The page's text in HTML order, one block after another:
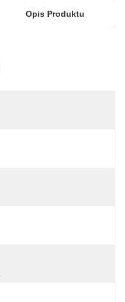
Opis Produktu